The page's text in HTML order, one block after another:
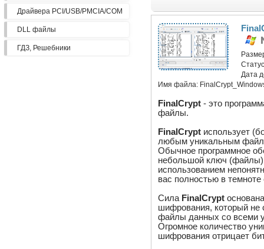
Драйвера PCI/USB/PMCIA/COM
DLL файлы
ГДЗ, Решебники
Дата
Имя файла:
FinalCrypt - это
файлы.
FinalCrypt использует
любым уникальным
Обычное программное
небольшой ключ
использованием
вас полностью в
Сила FinalCrypt
шифрования, который не
файлы данных со всеми
Огромное количество
шифрования отрицает